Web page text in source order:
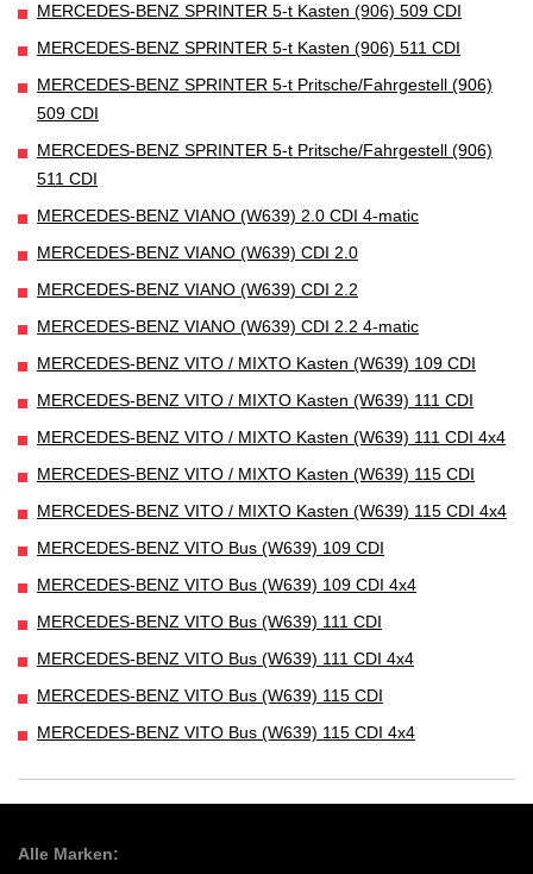
MERCEDES-BENZ SPRINTER 5-t Kasten (906) 509 CDI
MERCEDES-BENZ SPRINTER 5-t Kasten (906) 511 CDI
MERCEDES-BENZ SPRINTER 5-t Pritsche/Fahrgestell (906)
509 CDI
MERCEDES-BENZ SPRINTER 5-t Pritsche/Fahrgestell (906)
511 CDI
MERCEDES-BENZ VIANO (W639) 2.0 CDI 4-matic
MERCEDES-BENZ VIANO (W639) CDI 2.0
MERCEDES-BENZ VIANO (W639) CDI 2.2
MERCEDES-BENZ VIANO (W639) CDI 2.2 4-matic
MERCEDES-BENZ VITO / MIXTO Kasten (W639) 109 CDI
MERCEDES-BENZ VITO / MIXTO Kasten (W639) 111 CDI
MERCEDES-BENZ VITO / MIXTO Kasten (W639) 111 CDI 4x4
MERCEDES-BENZ VITO / MIXTO Kasten (W639) 115 CDI
MERCEDES-BENZ VITO / MIXTO Kasten (W639) 115 CDI 4x4
MERCEDES-BENZ VITO Bus (W639) 109 CDI
MERCEDES-BENZ VITO Bus (W639) 109 CDI 4x4
MERCEDES-BENZ VITO Bus (W639) 111 CDI
MERCEDES-BENZ VITO Bus (W639) 111 CDI 4x4
MERCEDES-BENZ VITO Bus (W639) 115 CDI
MERCEDES-BENZ VITO Bus (W639) 115 CDI 4x4
Alle Marken: